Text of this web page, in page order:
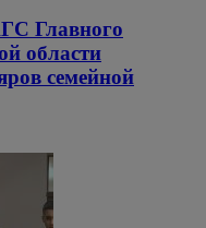
Главного
области
семейной